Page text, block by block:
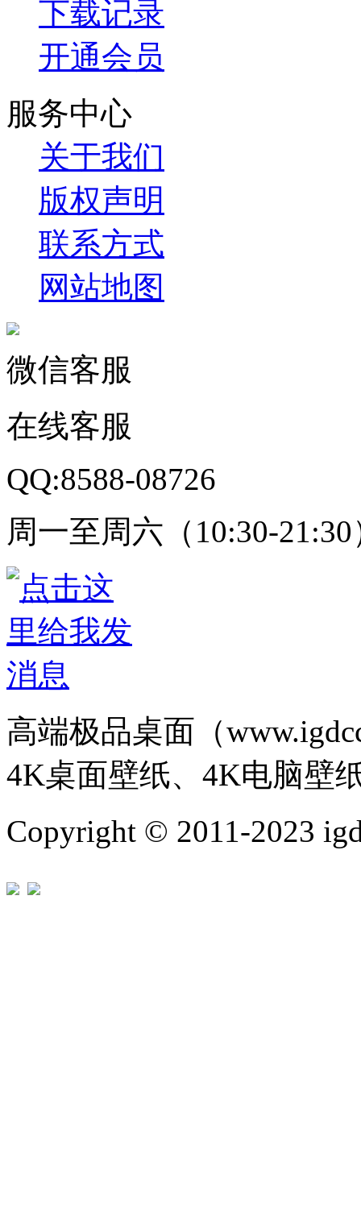
下载记录
开通会员
服务中心
关于我们
版权声明
联系方式
网站地图
微信客服
在线客服
QQ:8588-08726
周一至周六（10:30-21:30
高端极品桌面（
4K桌面壁纸、4K电脑壁
Copyright © 2011-2023